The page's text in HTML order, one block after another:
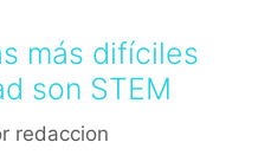
más difíciles
son STEM
redaccion